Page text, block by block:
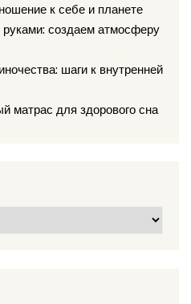
к себе и планете
создаем атмосферу
шаги к внутренней
матрас для здорового сна